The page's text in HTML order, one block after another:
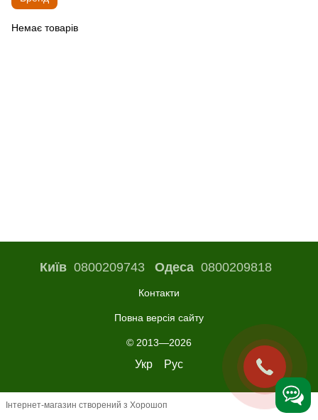
Немає товарів
Київ0800209743 Одеса0800209818
Контакти
Повна версія сайту
© 2013—2026
Укр Рус
Інтернет-магазин створений з Хорошоп